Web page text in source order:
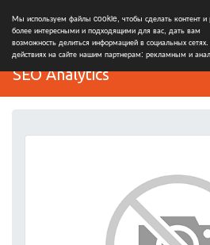
Мы используем файлы cookie, чтобы сделать контент и
более интересными и подходящими для вас, дать вам
возможность делиться информацией в социальных
действиях на сайте нашим партнерам: рекламным и
SEO Analytics